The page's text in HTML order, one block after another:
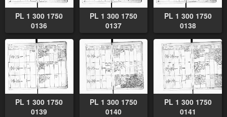
PL 1 300 1750
0136
PL 1 300 1750
0137
PL 1 300 1750
0138
PL 1 300 1750
0139
PL 1 300 1750
0140
PL 1 300 1750
0141